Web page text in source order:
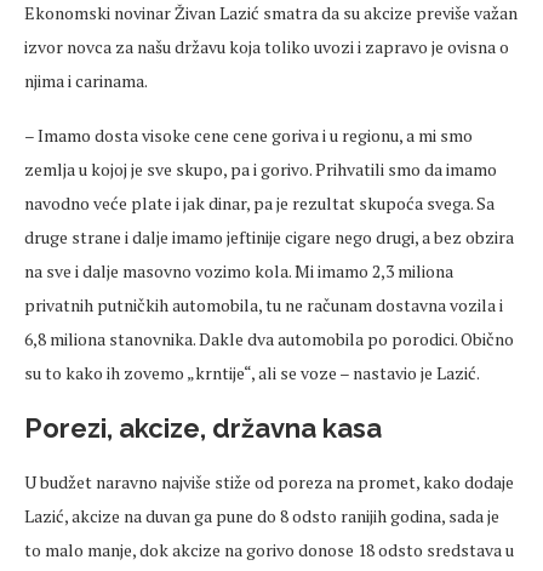
Ekonomski novinar Živan Lazić smatra da su akcize previše važan
izvor novca za našu državu koja toliko uvozi i zapravo je ovisna o
njima i carinama.
– Imamo dosta visoke cene cene goriva i u regionu, a mi smo
zemlja u kojoj je sve skupo, pa i gorivo. Prihvatili smo da imamo
navodno veće plate i jak dinar, pa je rezultat skupoća svega. Sa
druge strane i dalje imamo jeftinije cigare nego drugi, a bez obzira
na sve i dalje masovno vozimo kola. Mi imamo 2,3 miliona
privatnih putničkih automobila, tu ne računam dostavna vozila i
6,8 miliona stanovnika. Dakle dva automobila po porodici. Obično
su to kako ih zovemo „krntije“, ali se voze – nastavio je Lazić.
Porezi, akcize, državna kasa
U budžet naravno najviše stiže od poreza na promet, kako dodaje
Lazić, akcize na duvan ga pune do 8 odsto ranijih godina, sada je
to malo manje, dok akcize na gorivo donose 18 odsto sredstava u